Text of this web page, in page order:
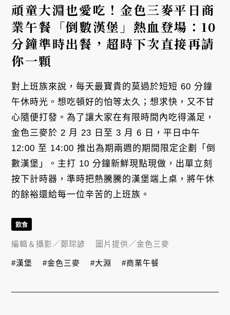
頑童大淵也愛吃！金色三麥平日商
業午餐「倒數漢堡」熱血登場：10
分鐘準時出餐，超時下次直接再請
你一顆
對上班族來說，每天最寶貴的莫過於短短 60 分鐘
午休時光。想吃頓好的怕等太久；想求快，又不甘
心隨便打發。為了讓大家在有限時間內吃得滿足，
金色三麥於 2 月 23 日至 3 月 6 日，平日中午
12:00 至 14:00 推出為期兩週的期間限定企劃「倒
數漢堡」。主打 10 分鐘新鮮現點現做，出單立刻
按下計時器，準時把熱騰騰的漢堡端上桌，將午休
的餘裕還給每一位辛苦的上班族。
飲食
編輯＆攝影／鄭琮諺 圖片提供／金色三麥
#漢堡 #金色三麥 #大淵 #商業午餐